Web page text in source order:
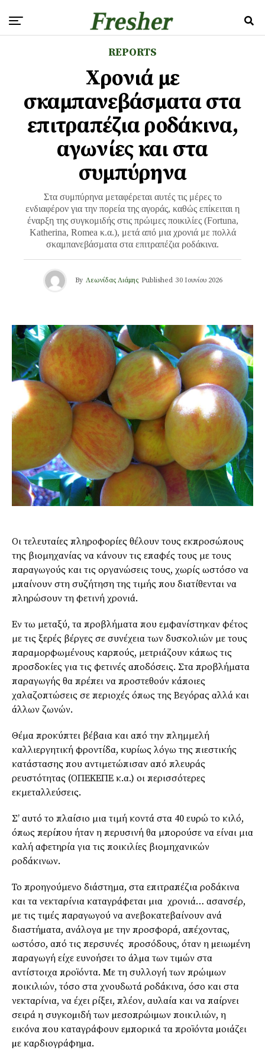
REPORTS
Χρονιά με
σκαμπανεβάσματα στα
επιτραπέζια ροδάκινα,
αγωνίες και στα
συμπύρηνα
Στα συμπύρηνα μεταφέρεται αυτές τις μέρες το
ενδιαφέρον για την πορεία της αγοράς, καθώς επίκειται η
έναρξη της συγκομιδής στις πρώιμες ποικιλίες (Fortuna,
Katherina, Romea κ.α.), μετά από μια χρονιά με πολλά
σκαμπανεβάσματα στα επιτραπέζια ροδάκινα.
By Λεωνίδας Λιάμης Published 30 Ιουνίου 2026
Οι τελευταίες πληροφορίες θέλουν τους εκπροσώπους
της βιομηχανίας να κάνουν τις επαφές τους με τους
παραγωγούς και τις οργανώσεις τους, χωρίς ωστόσο να
μπαίνουν στη συζήτηση της τιμής που διατίθενται να
πληρώσουν τη φετινή χρονιά.
Εν τω μεταξύ, τα προβλήματα που εμφανίστηκαν φέτος
με τις ξερές βέργες σε συνέχεια των δυσκολιών με τους
παραμορφωμένους καρπούς, μετριάζουν κάπως τις
προσδοκίες για τις φετινές αποδόσεις. Στα προβλήματα
παραγωγής θα πρέπει να προστεθούν κάποιες
χαλαζοπτώσεις σε περιοχές όπως της Βεγόρας αλλά και
άλλων ζωνών.
Θέμα προκύπτει βέβαια και από την πλημμελή
καλλιεργητική φροντίδα, κυρίως λόγω της πιεστικής
κατάστασης που αντιμετώπισαν από πλευράς
ρευστότητας (ΟΠΕΚΕΠΕ κ.α.) οι περισσότερες
εκμεταλλεύσεις.
Σ’ αυτό το πλαίσιο μια τιμή κοντά στα 40 ευρώ το κιλό,
όπως περίπου ήταν η περυσινή θα μπορούσε να είναι μια
καλή αφετηρία για τις ποικιλίες βιομηχανικών
ροδάκινων.
Το προηγούμενο διάστημα, στα επιτραπέζια ροδάκινα
και τα νεκταρίνια καταγράφεται μια χρονιά… ασανσέρ,
µε τις τιµές παραγωγού να ανεβοκατεβαίνουν ανά
διαστήµατα, ανάλογα µε την προσφορά, απέχοντας,
ωστόσο, από τις περσυνές προσόδους, όταν η µειωµένη
παραγωγή είχε ευνοήσει το άλµα των τιµών στα
αντίστοιχα προϊόντα. Με τη συλλογή των πρώιµων
ποικιλιών, τόσο στα χνουδωτά ροδάκινα, όσο και στα
νεκταρίνια, να έχει ρίξει, πλέον, αυλαία και να παίρνει
σειρά η συγκοµιδή των µεσοπρώιµων ποικιλιών, η
εικόνα που καταγράφουν εµπορικά τα προϊόντα µοιάζει
µε καρδιογράφηµα.